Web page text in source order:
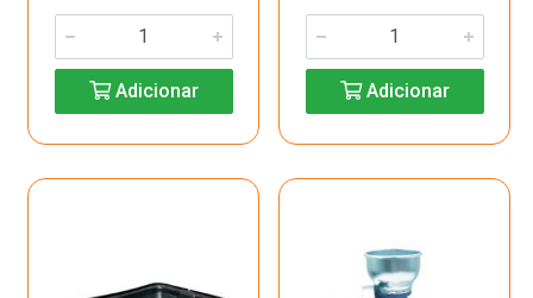
Adicionar Adicionar